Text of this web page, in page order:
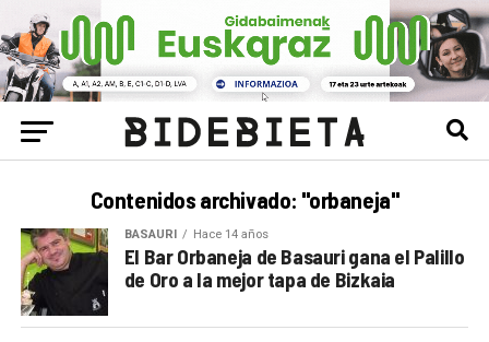
Contenidos archivado: "orbaneja"
BASAURI Hace 14 años
El Bar Orbaneja de Basauri gana el Palillo
de Oro a la mejor tapa de Bizkaia